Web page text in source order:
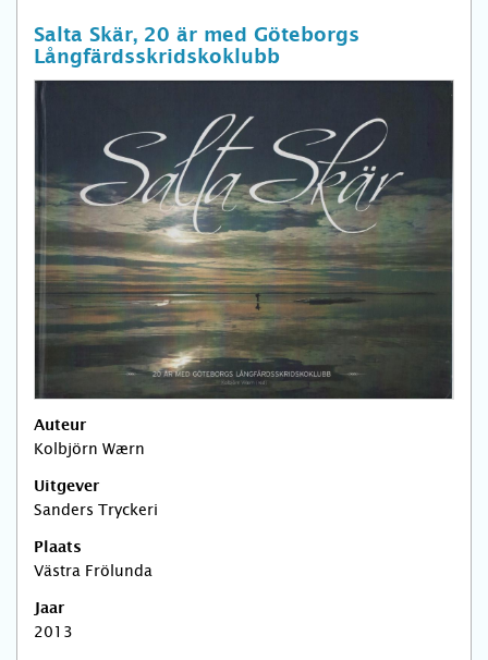
Salta Skär, 20 är med Göteborgs
Långfärdsskridskoklubb
Auteur
Kolbjörn Wærn
Uitgever
Sanders Tryckeri
Plaats
Västra Frölunda
Jaar
2013